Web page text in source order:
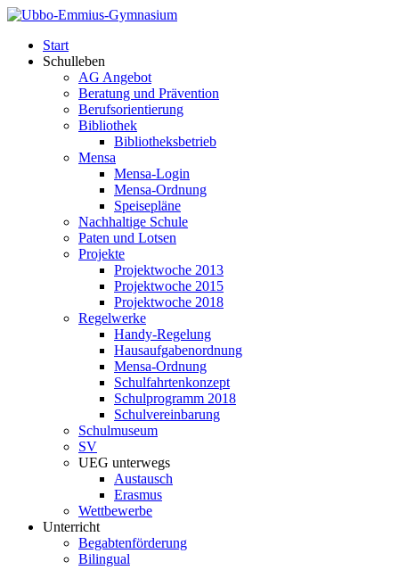
Start
Schulleben
AG Angebot
Beratung und Prävention
Berufsorientierung
Bibliothek
Bibliotheksbetrieb
Mensa
Mensa-Login
Mensa-Ordnung
Speisepläne
Nachhaltige Schule
Paten und Lotsen
Projekte
Projektwoche 2013
Projektwoche 2015
Projektwoche 2018
Regelwerke
Handy-Regelung
Hausaufgabenordnung
Mensa-Ordnung
Schulfahrtenkonzept
Schulprogramm 2018
Schulvereinbarung
Schulmuseum
SV
UEG unterwegs
Austausch
Erasmus
Wettbewerbe
Unterricht
Begabtenförderung
Bilingual